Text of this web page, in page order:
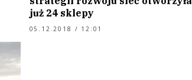
już 24 sklepy
05.12.2018 / 12:01